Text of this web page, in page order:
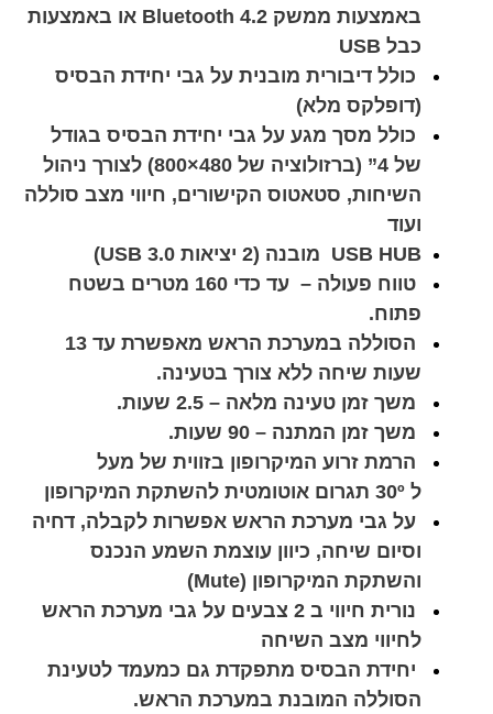
באמצעות ממשק Bluetooth 4.2 או באמצעות
כבל USB
כולל דיבורית מובנית על גבי יחידת הבסיס
(דופלקס מלא)
כולל מסך מגע על גבי יחידת הבסיס בגודל
של 4” (ברזולוציה של 480×800) לצורך ניהול
השיחות, סטאטוס הקישורים, חיווי מצב סוללה
ועוד
USB HUB מובנה (2 יציאות USB 3.0)
טווח פעולה – עד כדי 160 מטרים בשטח
פתוח.
הסוללה במערכת הראש מאפשרת עד 13
שעות שיחה ללא צורך בטעינה.
משך זמן טעינה מלאה – 2.5 שעות.
משך זמן המתנה – 90 שעות.
הרמת זרוע המיקרופון בזווית של מעל
ל 30º תגרום אוטומטית להשתקת המיקרופון
על גבי מערכת הראש אפשרות לקבלה, דחיה
וסיום שיחה, כיוון עוצמת השמע הנכנס
והשתקת המיקרופון (Mute)
נורית חיווי ב 2 צבעים על גבי מערכת הראש
לחיווי מצב השיחה
יחידת הבסיס מתפקדת גם כמעמד לטעינת
הסוללה המובנת במערכת הראש.